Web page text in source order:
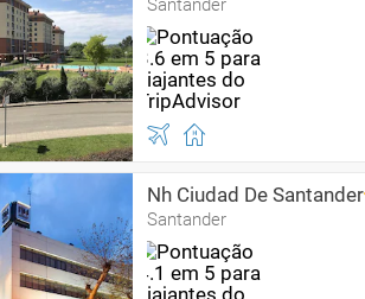
Santander
Nh Ciudad De Santander
Santander